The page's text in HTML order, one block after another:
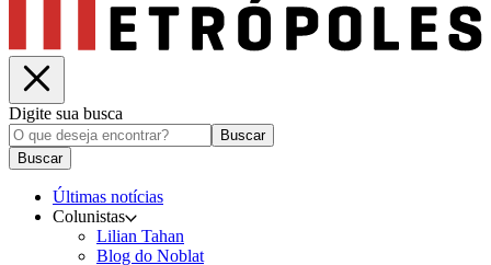
Digite sua busca
Buscar
Buscar
Últimas notícias
Colunistas
Lilian Tahan
Blog do Noblat